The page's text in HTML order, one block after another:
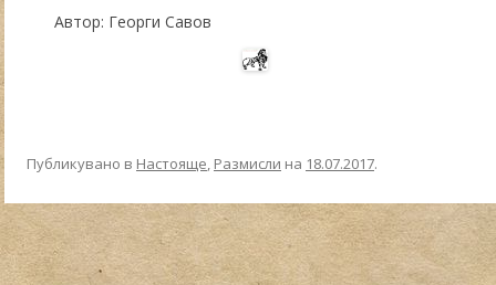
Автор: Георги Савов
Публикувано в Настояще Размисли на 18.07.2017.